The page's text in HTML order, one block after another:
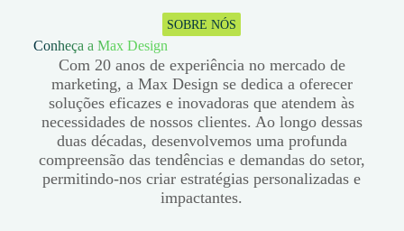
SOBRE NÓS
Conheça a Max Design
Com 20 anos de experiência no mercado de
marketing, a Max Design se dedica a oferecer
soluções eficazes e inovadoras que atendem às
necessidades de nossos clientes. Ao longo dessas
duas décadas, desenvolvemos uma profunda
compreensão das tendências e demandas do setor,
permitindo-nos criar estratégias personalizadas e
impactantes.